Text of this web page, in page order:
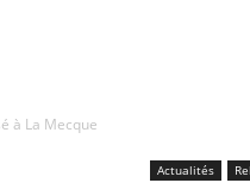
à La Mecque
Actualités